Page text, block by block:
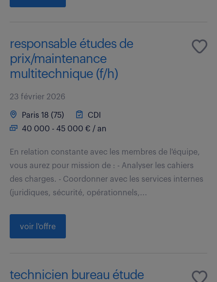
responsable études de
prix/maintenance
multitechnique (f/h)
23 février 2026
Paris 18 (75)
CDI
40 000 - 45 000 € / an
En relation constante avec les membres de l'équipe,
vous aurez pour mission de : - Analyser les cahiers
des charges. - Coordonner avec les services internes
(juridiques, sécurité, opérationnels,...
voir l'offre
technicien bureau étude